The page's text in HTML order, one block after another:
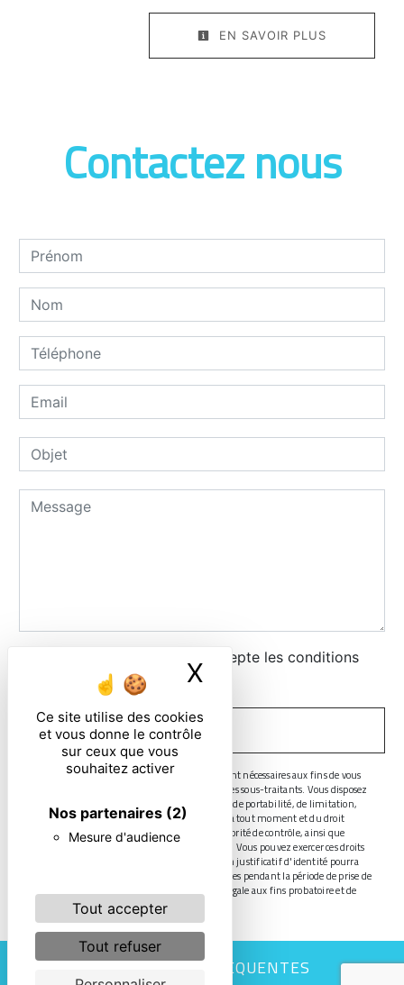
Ce site utilise des cookies
et vous donne le contrôle
sur ceux que vous
souhaitez activer
Nos partenaires (2)
Mesure d'audience
Tout accepter
Tout refuser
X Masquer le
EN SAVOIR PLUS
Contactez nous
En cochant cette case, j'accepte les conditions
particulières ci-dessous **
ENVOYER
** Les données personnelles communiquées sont nécessaires aux fins de vous
contacter. Elles sont destinées à l'entreprise et ses sous-traitants. Vous disposez
de droits d’accès, de rectification, d’effacement, de portabilité, de limitation,
d’opposition, de retrait de votre consentement à tout moment et du droit
d’introduire une réclamation auprès d’une autorité de contrôle, ainsi que
d’organiser le sort de vos données post-mortem. Vous pouvez exercer ces droits
par voie postale ou par courrier électronique. Un justificatif d'identité pourra
vous être demandé. Nous conservons vos données pendant la période de prise de
contact puis pendant la durée de prescription légale aux fins probatoire et de
gestion des contentieux.
RECHERCHES FRÉQUENTES